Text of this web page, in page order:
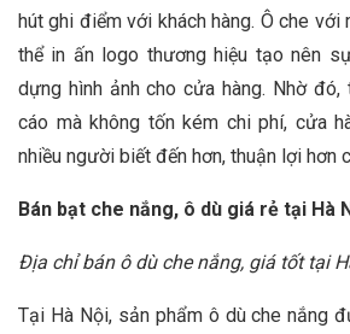
hút ghi điểm với khách hàng. Ô che
thể in ấn logo thương hiệu tạo nên
dựng hình ảnh cho cửa hàng. Nhờ đó,
cáo mà không tốn kém chi phí, cửa
nhiều người biết đến hơn, thuận lợi hơn
Bán bạt che nắng, ô dù giá rẻ tại Hà
Địa chỉ bán ô dù che nắng, giá tốt tại
Tại Hà Nội, sản phẩm ô dù che nắng